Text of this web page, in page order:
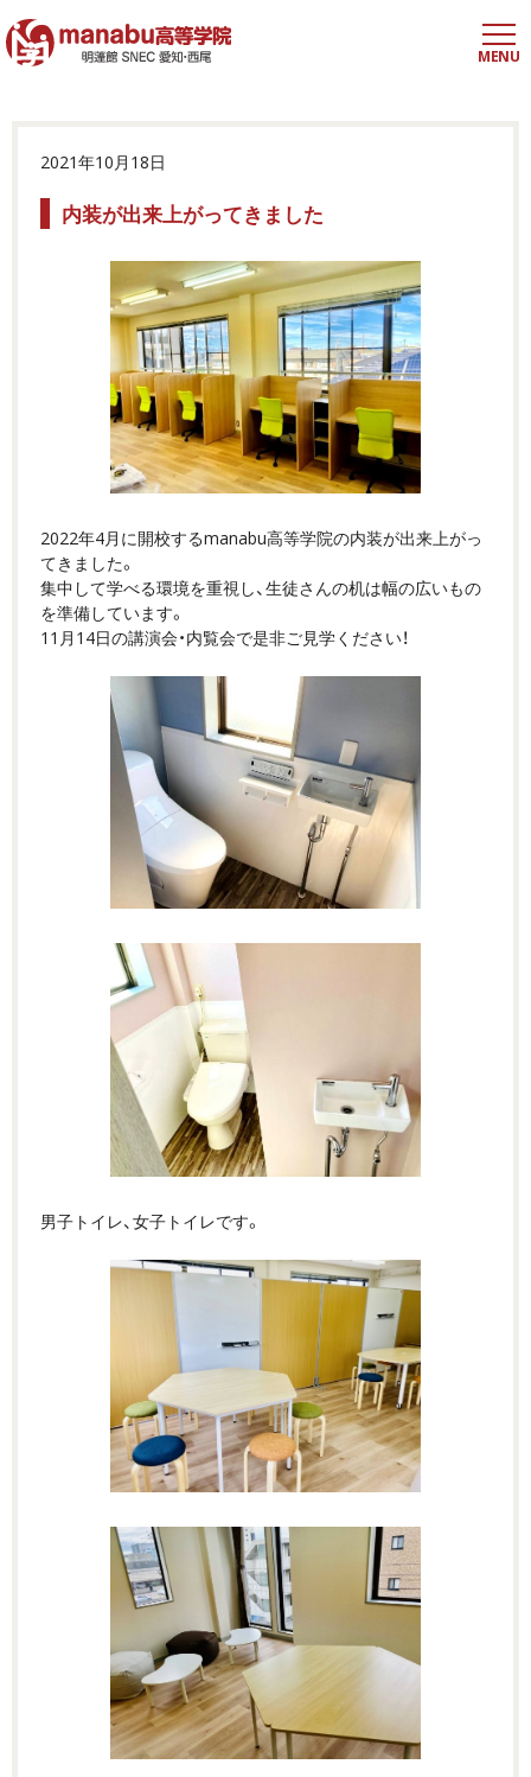
MENU
2021年10月18日
内装が出来上がってきました
2022年4月に開校するmanabu高等学院の内装が出来上がっ
てきました。
集中して学べる環境を重視し、生徒さんの机は幅の広いもの
を準備しています。
11月14日の講演会・内覧会で是非ご見学ください！
男子トイレ、女子トイレです。